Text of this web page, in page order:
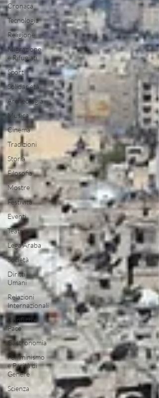
Cronaca
Tecnologia
Religione
Migrazione
e Rifugiati
Sport
Solidarietà
Archeologia
Musica
Cinema
Tradizioni
Storia
Filosofia
Mostre
Festività
Eventi
Teatro
Lega Araba
Società
Diritti
Umani
Relazioni
Internazionali
Conflitti e
Pace
Gastronomia
Femminismo
e Parità di
Genere
Scienza